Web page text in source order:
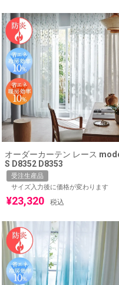
オーダーカーテン レース
S D8352 D8353
受注生産品
サイズ入力後に価格が変わります
¥23,320 税込